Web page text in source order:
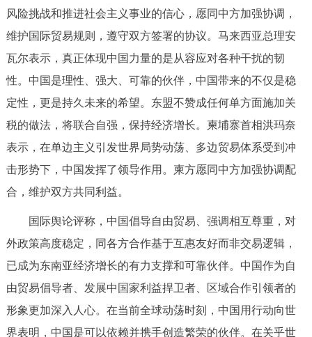
风险挑战和推进社会主义事业的信心，愿同中方加强协调，
维护国际贸易规则，遵守双方签署的协议。马来西亚总理安
瓦尔表示，真正体现中国力量的是从容应对各种干扰的韧
性。中国是理性、强大、可靠的伙伴，中国带来的不仅是稳
定性，更是持久未来的希望。东盟不赞成任何单方面施加关
税的做法，将联合自强，保持经济增长。柬埔寨首相洪玛奈
表示，在单边主义引发世界局势动荡、多边贸易体系受到冲
击形势下，中国发挥了领导作用。柬方愿同中方加强协调配
合，维护双方共同利益。
国际舆论评称，中国倡导自由贸易、强调相互尊重，对
外政策高度稳定，同各方合作基于互惠友好而非交易逻辑，
已成为东南亚经济增长的有力支撑和可靠伙伴。中国作为自
由贸易倡导者、发展中国家利益捍卫者、区域合作引领者的
形象更加深入人心。在当前全球动荡时刻，中国用行动向世
界表明，中国是可以依赖并携手创造繁荣的伙伴。在关乎世